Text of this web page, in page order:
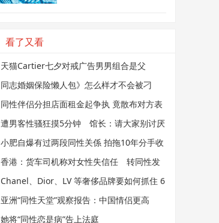
看了又看
天猫Cartier七夕对戒广告男男组合是父
子？ 网民：感觉是支持LGBT
同志婚姻保险懒人包》怎么样才不会被刁
难？同婚后买保险必知5件事
同性伴侣分担店面租金起争执 竟散布对方表
亲畸恋恐吓
遭男客性骚狂摸5分钟 馆长：请大家别讨厌
同志朋友
小肥自爆有过两段同性关係 拍拖10年分手收
场 伤心到爆
香港：货车司机称对女性失信任 转同性发
展兼与3男童肛交 囚7年半
Chanel、Dior、LV 等奢侈品牌要如何抓住 6
亿同性消费者？
亚洲“同性天堂”观察报告：中国情侣更高
调，变性人求职仍艰难
她将“同性恋是病”告上法庭